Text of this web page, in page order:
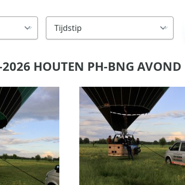
HOUTEN PH-BNG AVOND